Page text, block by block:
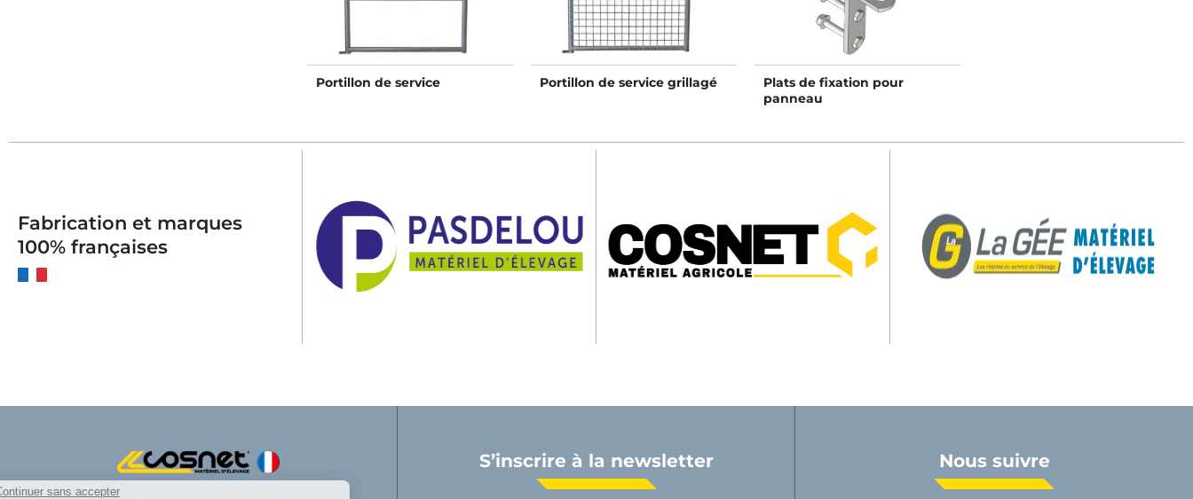
Continuer sans accepter
Portillon de service Portillon de service grillagé
Plats de fixation pour
panneau
Fabrication et marques
100% françaises
S’inscrire à la newsletter Nous suivre